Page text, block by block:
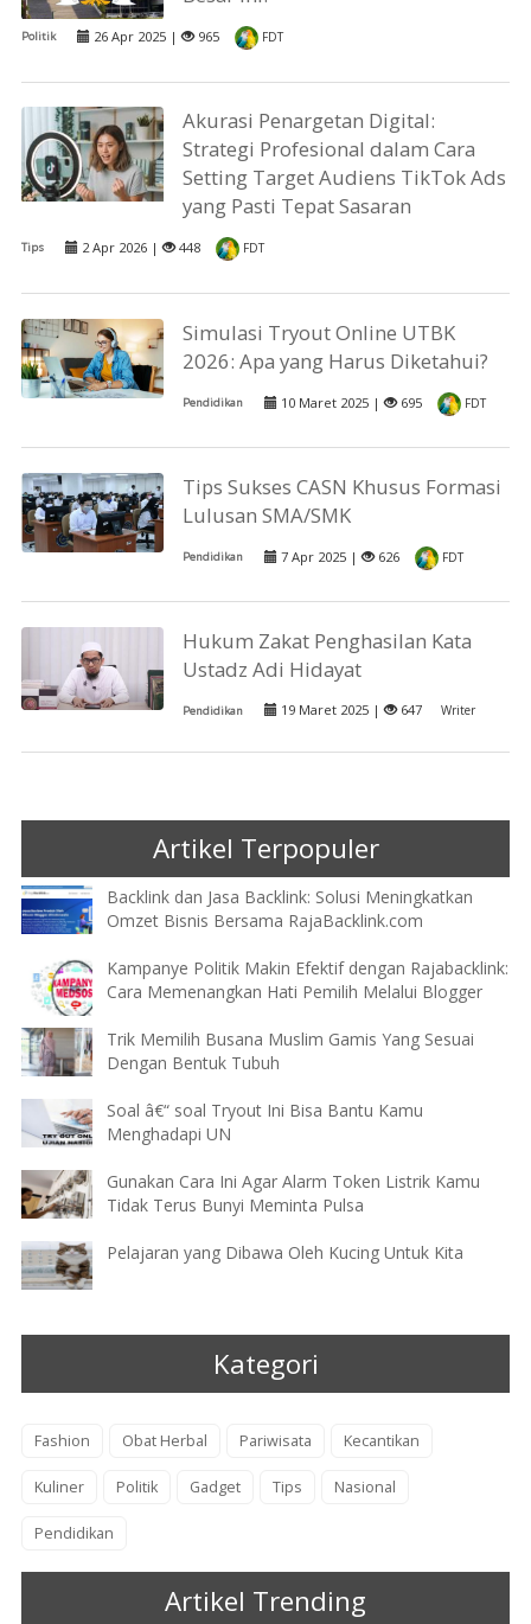
Politik 26 Apr 2025 | 965 FDT
Akurasi Penargetan Digital:
Strategi Profesional dalam Cara
Setting Target Audiens TikTok Ads
yang Pasti Tepat Sasaran
Tips 2 Apr 2026 | 448 FDT
Simulasi Tryout Online UTBK
2026: Apa yang Harus Diketahui?
Pendidikan 10 Maret 2025 | 695 FDT
Tips Sukses CASN Khusus Formasi
Lulusan SMA/SMK
Pendidikan 7 Apr 2025 | 626 FDT
Hukum Zakat Penghasilan Kata
Ustadz Adi Hidayat
Pendidikan 19 Maret 2025 | 647 Writer
Artikel Terpopuler
Backlink dan Jasa Backlink: Solusi Meningkatkan
Omzet Bisnis Bersama RajaBacklink.com
Kampanye Politik Makin Efektif dengan Rajabacklink:
Cara Memenangkan Hati Pemilih Melalui Blogger
Trik Memilih Busana Muslim Gamis Yang Sesuai
Dengan Bentuk Tubuh
Soal â€“ soal Tryout Ini Bisa Bantu Kamu
Menghadapi UN
Gunakan Cara Ini Agar Alarm Token Listrik Kamu
Tidak Terus Bunyi Meminta Pulsa
Pelajaran yang Dibawa Oleh Kucing Untuk Kita
Kategori
Fashion Obat Herbal Pariwisata Kecantikan
Kuliner Politik Gadget Tips Nasional
Pendidikan
Artikel Trending